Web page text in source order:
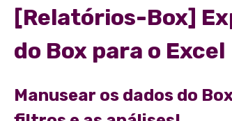
[Relatórios-Box]
do Box para o Excel
Manusear os dados do